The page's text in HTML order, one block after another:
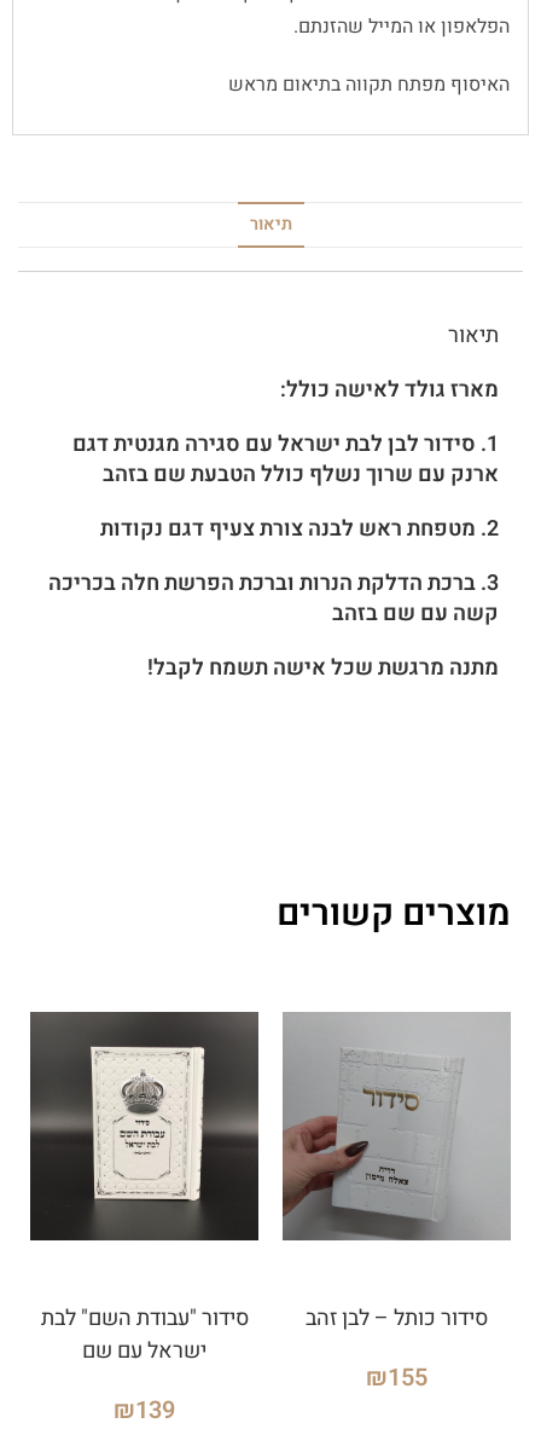
הפלאפון או המייל שהזנתם.
האיסוף מפתח תקווה בתיאום מראש
תיאור
תיאור
מארז גולד לאישה כולל:
1. סידור לבן לבת ישראל עם סגירה מגנטית דגם
ארנק עם שרוך נשלף כולל הטבעת שם בזהב
2. מטפחת ראש לבנה צורת צעיף דגם נקודות
3. ברכת הדלקת הנרות וברכת הפרשת חלה בכריכה
קשה עם שם בזהב
מתנה מרגשת שכל אישה תשמח לקבל!
מוצרים קשורים
סידור כותל – לבן זהב
₪155
סידור "עבודת השם" לבת
ישראל עם שם
₪139